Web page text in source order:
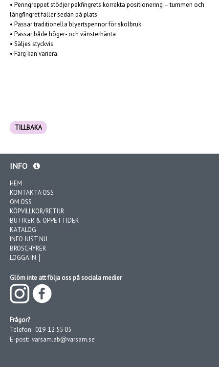
• Penngreppet stödjer pekfingrets korrekta positionering – tummen och
långfingret faller sedan på plats.
• Passar traditionella blyertspennor för skolbruk.
• Passar både höger- och vänsterhänta
• Säljes styckvis.
• Färg kan variera.
TILLBAKA
INFO
HEM
KONTAKTA OSS
OM OSS
KÖPVILLKOR/RETUR
BUTIKER & ÖPPETTIDER
KATALOG
INFO JUST NU
BROSCHYRER
LOGGA IN │
Glöm inte att följa oss på sociala medier
Frågor?
Telefon: 019-12 55 05
E-post: varsam.ab@varsam.se